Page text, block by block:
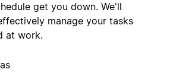
get you down. We'll
manage your tasks
at work.